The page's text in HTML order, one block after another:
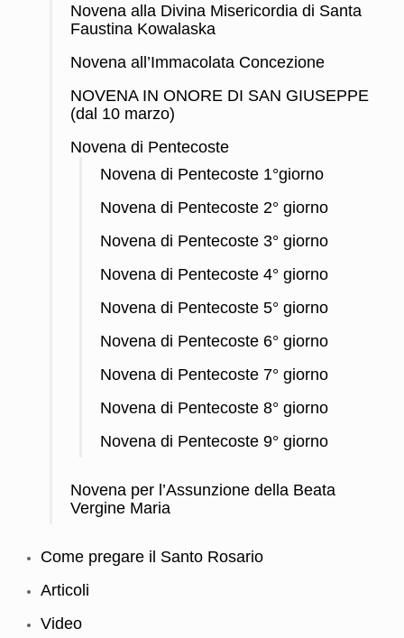
Novena alla Divina Misericordia di Santa
Faustina Kowalaska
Novena all’Immacolata Concezione
NOVENA IN ONORE DI SAN GIUSEPPE
(dal 10 marzo)
Novena di Pentecoste
Novena di Pentecoste 1°giorno
Novena di Pentecoste 2° giorno
Novena di Pentecoste 3° giorno
Novena di Pentecoste 4° giorno
Novena di Pentecoste 5° giorno
Novena di Pentecoste 6° giorno
Novena di Pentecoste 7° giorno
Novena di Pentecoste 8° giorno
Novena di Pentecoste 9° giorno
Novena per l’Assunzione della Beata
Vergine Maria
Come pregare il Santo Rosario
Articoli
Video